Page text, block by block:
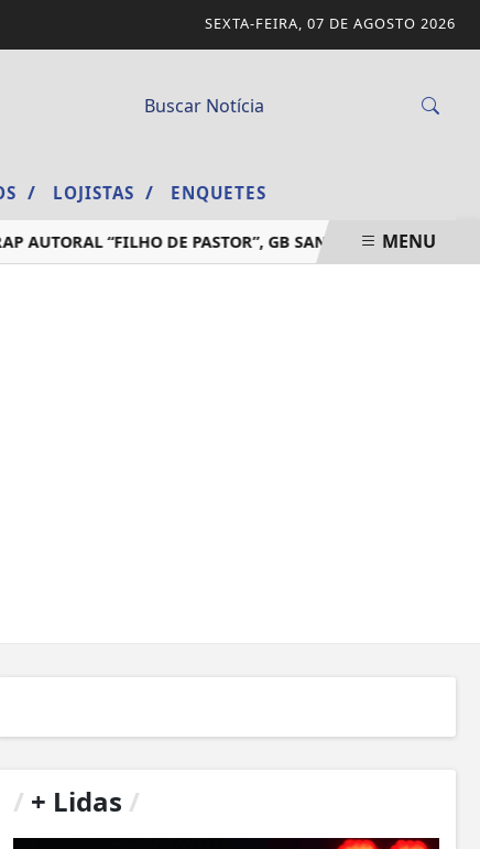
SEXTA-FEIRA, 07 DE AGOSTO 2026
/ LOJISTAS / ENQUETES
“FILHO DE PASTOR”, GB SANCHEZ TRANSFORMA
MENU
/ + Lidas /